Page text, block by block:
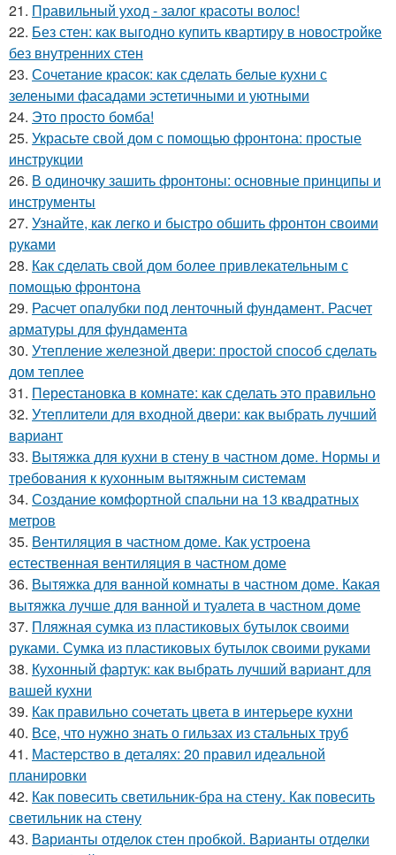
21. Правильный уход - залог красоты волос!
22. Без стен: как выгодно купить квартиру в новостройке
без внутренних стен
23. Сочетание красок: как сделать белые кухни с
зелеными фасадами эстетичными и уютными
24. Это просто бомба!
25. Украсьте свой дом с помощью фронтона: простые
инструкции
26. В одиночку зашить фронтоны: основные принципы и
инструменты
27. Узнайте, как легко и быстро обшить фронтон своими
руками
28. Как сделать свой дом более привлекательным с
помощью фронтона
29. Расчет опалубки под ленточный фундамент. Расчет
арматуры для фундамента
30. Утепление железной двери: простой способ сделать
дом теплее
31. Перестановка в комнате: как сделать это правильно
32. Утеплители для входной двери: как выбрать лучший
вариант
33. Вытяжка для кухни в стену в частном доме. Нормы и
требования к кухонным вытяжным системам
34. Создание комфортной спальни на 13 квадратных
метров
35. Вентиляция в частном доме. Как устроена
естественная вентиляция в частном доме
36. Вытяжка для ванной комнаты в частном доме. Какая
вытяжка лучше для ванной и туалета в частном доме
37. Пляжная сумка из пластиковых бутылок своими
руками. Сумка из пластиковых бутылок своими руками
38. Кухонный фартук: как выбрать лучший вариант для
вашей кухни
39. Как правильно сочетать цвета в интерьере кухни
40. Все, что нужно знать о гильзах из стальных труб
41. Мастерство в деталях: 20 правил идеальной
планировки
42. Как повесить светильник-бра на стену. Как повесить
светильник на стену
43. Варианты отделок стен пробкой. Варианты отделки